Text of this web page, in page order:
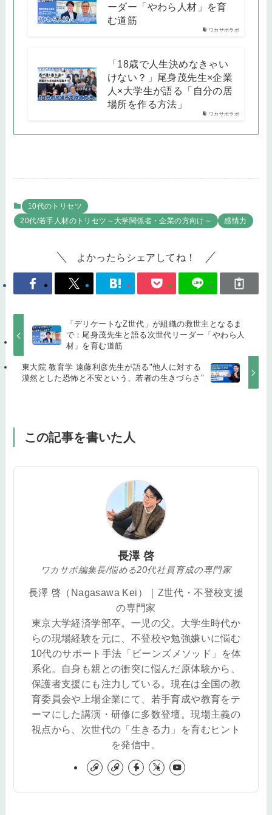
ワカサポラボ
ーダー「やわら人材」を育
む道筋
ワカサポラボ
「18歳で人生決めなきゃい
けない？」尾身茂先生×企業
人×大学生が語る「自分の居
場所を作る方法」
10代のトリセツ
20代/若手人材のトリセツ～大学関係者・企業の方向け～
感情力
よかったらシェアしてね！
「デリケートなZ世代」が組織の救世主となるま
で：尾身茂先生と語る次世代リーダー「やわら人
材」を育む道筋
東大院 教育学 遠藤利彦先生が語る"他人に対する
漠然とした恐怖と不安という、若者の生きづらさ"
この記事を書いた人
長澤 啓
ワカサポ編集長/悩める20代社員育成の専門家
長澤 啓（Nagasawa Kei）｜Z世代・不登校支援
の専門家
東京大学経済学部卒。一児の父。大学生時代か
らの現場経験を元に、不登校や勉強嫌いに悩む
10代のサポート手法「ビーンズメソッド」を体
系化。自身も親との衝突に悩んだ原体験から、
保護者支援にも注力している。現在は全国の教
育委員会や上場企業にて、若手育成や教育をテ
ーマにした講演・研修に多数登壇。現場主義の
視点から、次世代の「生きる力」を育むヒント
を発信中。